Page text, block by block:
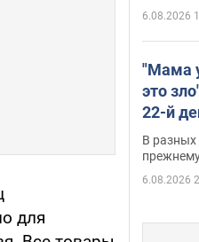
для
6.08.2026
"Мама
это
22-й
видео
В разных
6.08.2026